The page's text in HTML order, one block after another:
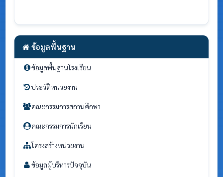
ข้อมูลพื้นฐาน
ข้อมูลพื้นฐานโรงเรียน
ประวัติหน่วยงาน
คณะกรรมการสถานศึกษา
คณะกรรมการนักเรียน
โครงสร้างหน่วยงาน
ข้อมูลผู้บริหารปัจจุบัน